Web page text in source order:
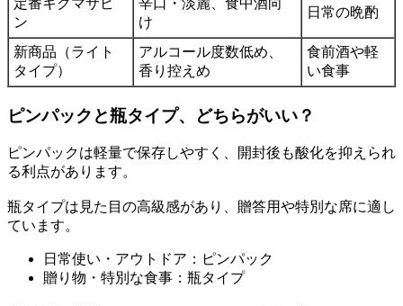
定番キクマサピ
ン
辛口・淡麗、食中酒向
け
日常の晩酌
新商品（ライト
タイプ）
アルコール度数低め、
香り控えめ
食前酒や軽
い食事
ピンパックと瓶タイプ、どちらがいい？
ピンパックは軽量で保存しやすく、開封後も酸化を抑えられ
る利点があります。
瓶タイプは見た目の高級感があり、贈答用や特別な席に適し
ています。
日常使い・アウトドア：ピンパック
贈り物・特別な食事：瓶タイプ